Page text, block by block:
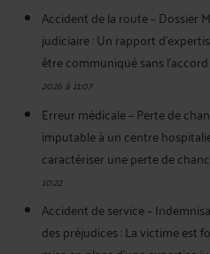
Accident de la route – Dossier
judiciaire : Un rapport
être communiqué sans
2026 à 11:07
Erreur médicale – Perte de
imputable à un centre
caractériser une perte de
10:22
Accident de service –
des préjudices : La victime est